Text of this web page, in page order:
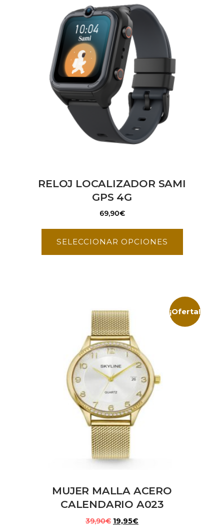
RELOJ LOCALIZADOR SAMI
GPS 4G
69,90€
SELECCIONAR OPCIONES
¡Oferta!
MUJER MALLA ACERO
CALENDARIO A023
39,90€ 19,95€